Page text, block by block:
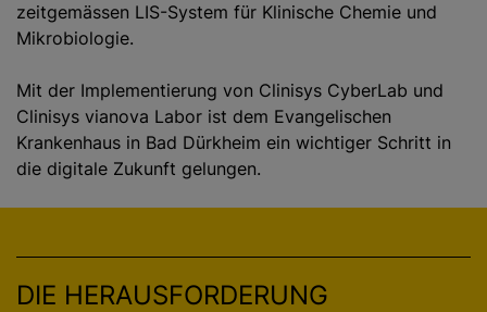
zeitgemässen LIS-System für Klinische Chemie und
Mikrobiologie.
Mit der Implementierung von Clinisys CyberLab und
Clinisys vianova Labor ist dem Evangelischen
Krankenhaus in Bad Dürkheim ein wichtiger Schritt in
die digitale Zukunft gelungen.
DIE HERAUSFORDERUNG